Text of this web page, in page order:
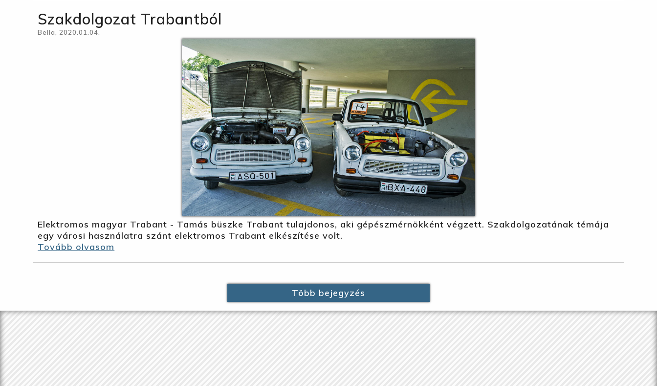
Szakdolgozat Trabantból
Bella, 2020.01.04.
Elektromos magyar Trabant - Tamás büszke Trabant tulajdonos, aki gépészmérnökként végzett. Szakdolgozatának témája
egy városi használatra szánt elektromos Trabant elkészítése volt.
Tovább olvasom
Több bejegyzés